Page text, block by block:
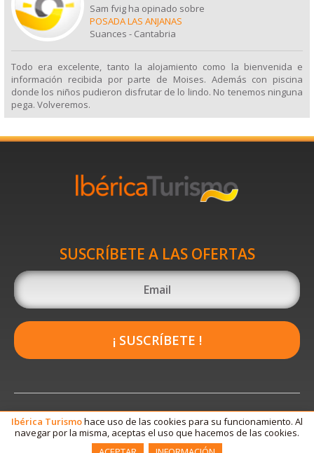
Sam fvig ha opinado sobre
POSADA LAS ANJANAS
Suances - Cantabria
Todo era excelente, tanto la alojamiento como la bienvenida e
información recibida por parte de Moises. Además con piscina
donde los niños pudieron disfrutar de lo lindo. No tenemos ninguna
pega. Volveremos.
SUSCRÍBETE A LAS OFERTAS
¡ SUSCRÍBETE !
Ibérica Turismohace uso de las cookies para su funcionamiento. Al
navegar por la misma, aceptas el uso que hacemos de las cookies.